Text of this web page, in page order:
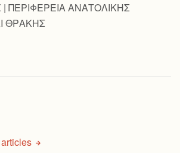
ΠΕΡΙΦΕΡΕΙΑ ΑΝΑΤΟΛΙΚΗΣ
ΘΡΑΚΗΣ